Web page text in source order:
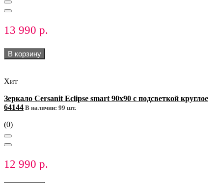
13 990 р.
В корзину
Хит
Зеркало Cersanit Eclipse smart 90x90 с подсветкой круглое
64144 В наличии: 99 шт.
(0)
12 990 р.